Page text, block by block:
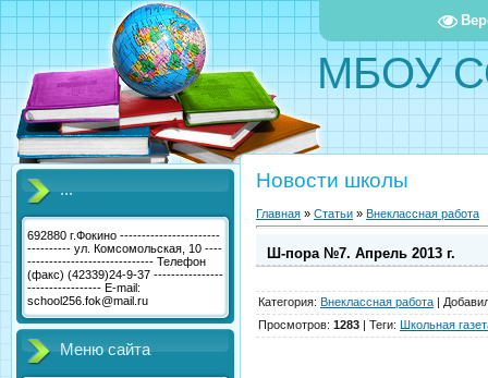
МБОУ
...
692880 г.Фокино -----------------------
---------- ул. Комсомольская, 10 ----
----------------------------- Телефон
(факс) (42339)24-9-37 ----------------
----------------- E-mail:
school256.fok@mail.ru
Меню сайта
Новости школы
Главная » Статьи » Внеклассная работа
Ш-пора №7. Апрель 2013 г.
Категория: Внеклассная работа |
Просмотров: 1283 | Теги: Школьная